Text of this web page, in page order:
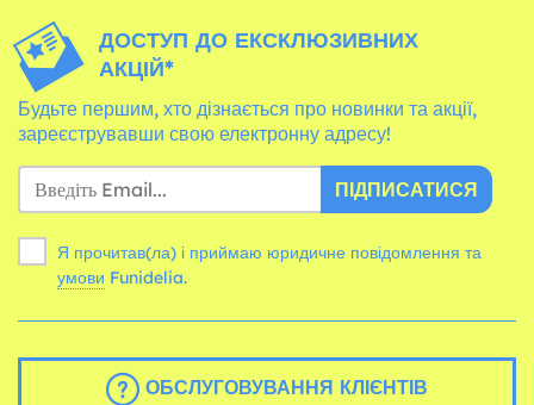
ДОСТУП ДО ЕКСКЛЮЗИВНИХ
АКЦІЙ*
Будьте першим, хто дізнається про новинки та акції,
зареєструвавши свою електронну адресу!
ПІДПИСАТИСЯ
Я прочитав(ла) і приймаю юридичне повідомлення та
умови Funidelia.
ОБСЛУГОВУВАННЯ КЛІЄНТІВ